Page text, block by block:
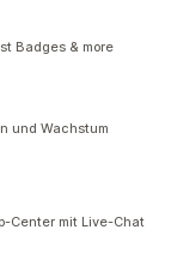
Badges & more
und Wachstum
Center mit Live-Chat